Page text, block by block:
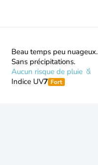
Beau temps peu nuageux.
Sans précipitations.
Aucun risque de pluie
Indice UV7 Fort